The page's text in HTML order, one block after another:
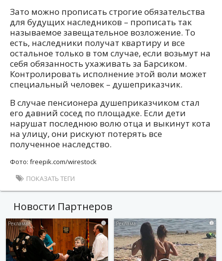
Зато можно прописать строгие обязательства
для будущих наследников – прописать так
называемое завещательное возложение. То
есть, наследники получат квартиру и все
остальное только в том случае, если возьмут на
себя обязанность ухаживать за Барсиком.
Контролировать исполнение этой воли может
специальный человек – душеприказчик.
В случае пенсионера душеприказчиком стал
его давний сосед по площадке. Если дети
нарушат последнюю волю отца и выкинут кота
на улицу, они рискуют потерять все
полученное наследство.
Фото: freepik.com/wirestock
ПОКАЗАТЬ ТЕГИ
Новости Партнеров
i i